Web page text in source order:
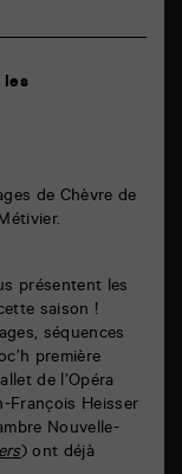
les
de Chèvre de
présentent les
saison !
séquences
première
de l’Opéra
François Heisser
Nouvelle-
) ont déjà